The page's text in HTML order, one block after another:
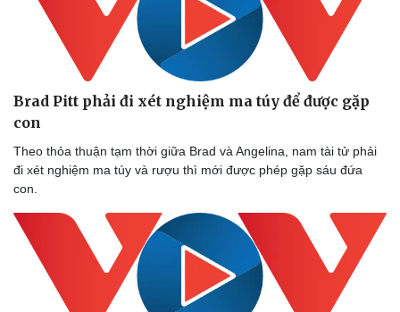
Brad Pitt phải đi xét nghiệm ma túy để được gặp
con
Theo thỏa thuận tạm thời giữa Brad và Angelina, nam tài tử phải
đi xét nghiệm ma túy và rượu thì mới được phép gặp sáu đứa
con.